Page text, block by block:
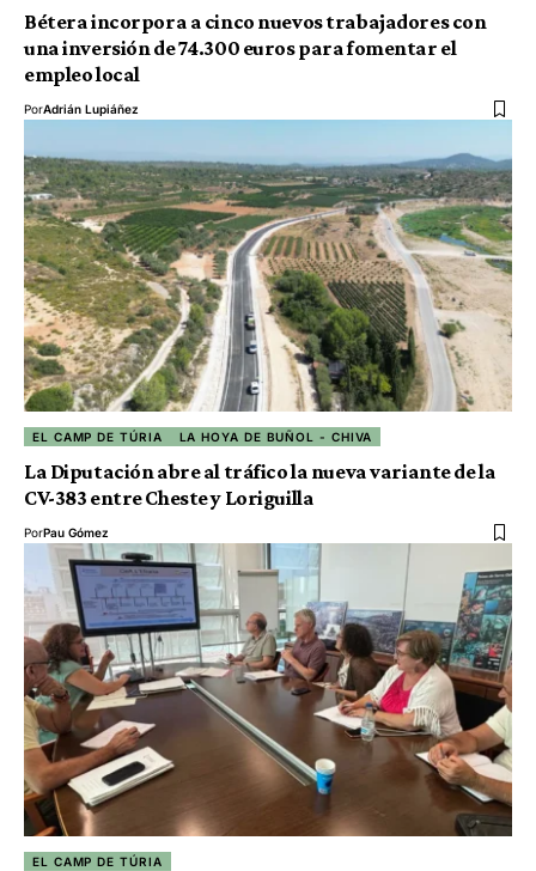
Bétera incorpora a cinco nuevos trabajadores con
una inversión de 74.300 euros para fomentar el
empleo local
PorAdrián Lupiáñez
EL CAMP DE TÚRIA LA HOYA DE BUÑOL - CHIVA
La Diputación abre al tráfico la nueva variante de la
CV-383 entre Cheste y Loriguilla
PorPau Gómez
EL CAMP DE TÚRIA